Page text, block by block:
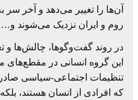
آن‌ها را تغییر ‏می‌دهد و آخر
روم و ایران نزدیک می‌شوند
در روند گفت‌وگوها، چالش‌ها و
این گروه انسانی در مقطع‌های
تنظیمات اجتماعی-سیاسی
‏که افرادی از انسان هستند،